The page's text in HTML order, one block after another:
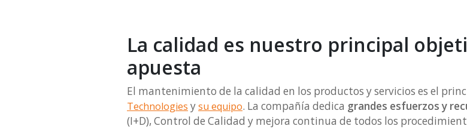
La calidad es nuestro principal
apuesta
El mantenimiento de la calidad en los productos y servicios es el
Technologies ysu equipo. La compañía dedica grandes esfuerzos y
(I+D), Control de Calidad y mejora continua de todos los